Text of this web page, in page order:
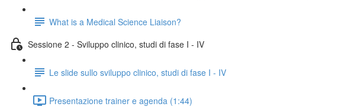
What is a Medical Science Liaison?
Sessione 2 - Sviluppo clinico, studi di fase I - IV
Le slide sullo sviluppo clinico, studi di fase I - IV
Presentazione trainer e agenda (1:44)